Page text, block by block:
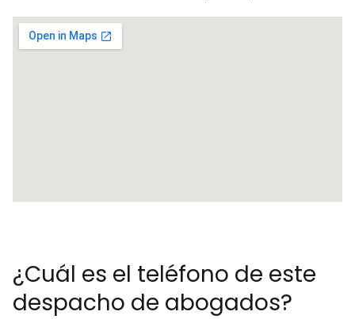
¿Cuál es el teléfono de este
despacho de abogados?